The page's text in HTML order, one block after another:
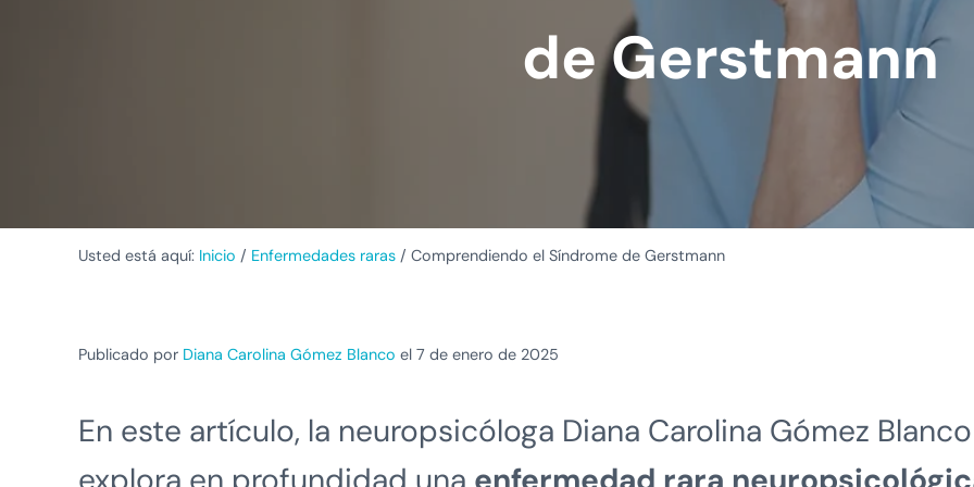
de Gerstmann
Usted está aquí: Inicio / Enfermedades raras / Comprendiendo el Síndrome de Gerstmann
Publicado por Diana Carolina Gómez Blanco el 7 de enero de 2025
En este artículo, la neuropsicóloga Diana Carolina Gómez Blanco